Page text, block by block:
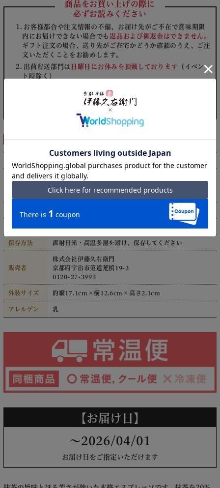
商品をお買い上げの際に
必ずお読みください
お客様都合や注文情報の不備、お届け先がご不在で賞味期限
内にお届けできない場合でも返品および御返金はできません。
ギフト注文の場合、送り先がご在宅かどうか確認のうえ、ご注
文いただくことをお勧めします。
出荷配送部門は 日曜日にお休みを頂戴しております （イベン
ト時除く）
指定期間外はお届けできません。
商品詳細
クリーミングパウダー（砂糖、デキストリン、脱脂粉
／カゼインNa、（一部に乳成分を含む）
保存方法 直射日光・高温多湿を避け、保存してください
販売者
株式会社伊藤久右衛門
京都府宇治市莵道荒槙19-3
0120-27-3993
外装サイズ 約縦17.1cm×横12.6cm×高さ2.1cm
アレルゲン 乳
【お届け日】
～2026/04/01
お届け日をご指定いただけます